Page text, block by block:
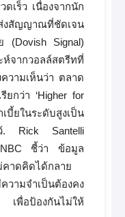
ดเร็ว เนื่องจากนัก
งสัญญาณที่ชัดเจน
(Dovish Signal)
จากวอลล์สตรีทที่
วามเห็นว่า ตลาด
ยกว่า ‘Higher for
ยในระดับสูงเป็น
ว้. Rick Santelli
ชี้ว่า ข้อมูล
คาดคิดได้กลาย
ามจำเป็นต้องคง
เพื่อป้องกันไม่ให้